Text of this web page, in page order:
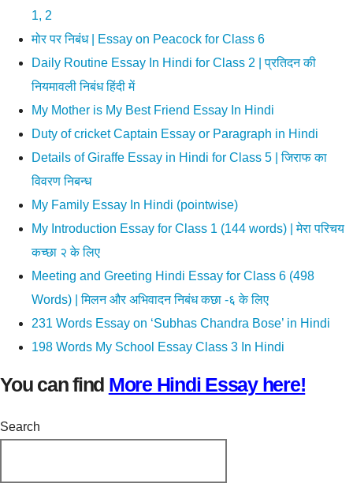
1, 2
मोर पर निबंध | Essay on Peacock for Class 6
Daily Routine Essay In Hindi for Class 2 | प्रतिदन की
नियमावली निबंध हिंदी में
My Mother is My Best Friend Essay In Hindi
Duty of cricket Captain Essay or Paragraph in Hindi
Details of Giraffe Essay in Hindi for Class 5 | जिराफ का
विवरण निबन्ध
My Family Essay In Hindi (pointwise)
My Introduction Essay for Class 1 (144 words) | मेरा परिचय
कच्छा २ के लिए
Meeting and Greeting Hindi Essay for Class 6 (498
Words) | मिलन और अभिवादन निबंध कछा -६ के लिए
231 Words Essay on ‘Subhas Chandra Bose’ in Hindi
198 Words My School Essay Class 3 In Hindi
You can find More Hindi Essay here!
Search